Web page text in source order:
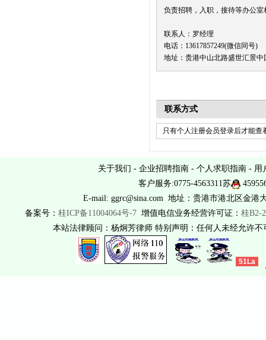
负责招聘，入职，接待等办公室
联系人：罗经理
电话：13617857249(微信同号)
地址：贵港中山北路盛世汇景
联系方式
只有个人注册会员登录后才能查
关于我们 - 企业招聘指南 - 个人求职指南 - 用
客户服务:0775-4563311苏
E-mail: ggrc@sina.com 地址：贵港市港北区金港
备案号： 桂ICP备11004064号-7增值电信业务经营许可证： 桂B2-
本站法律顾问：杨炯芳律师 特别声明：任何人未经允许
51La